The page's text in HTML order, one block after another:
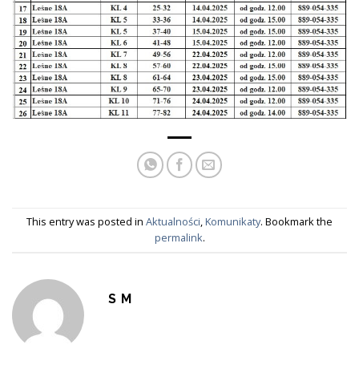
This entry was posted in Aktualności,Komunikaty. Bookmark the
permalink.
S M